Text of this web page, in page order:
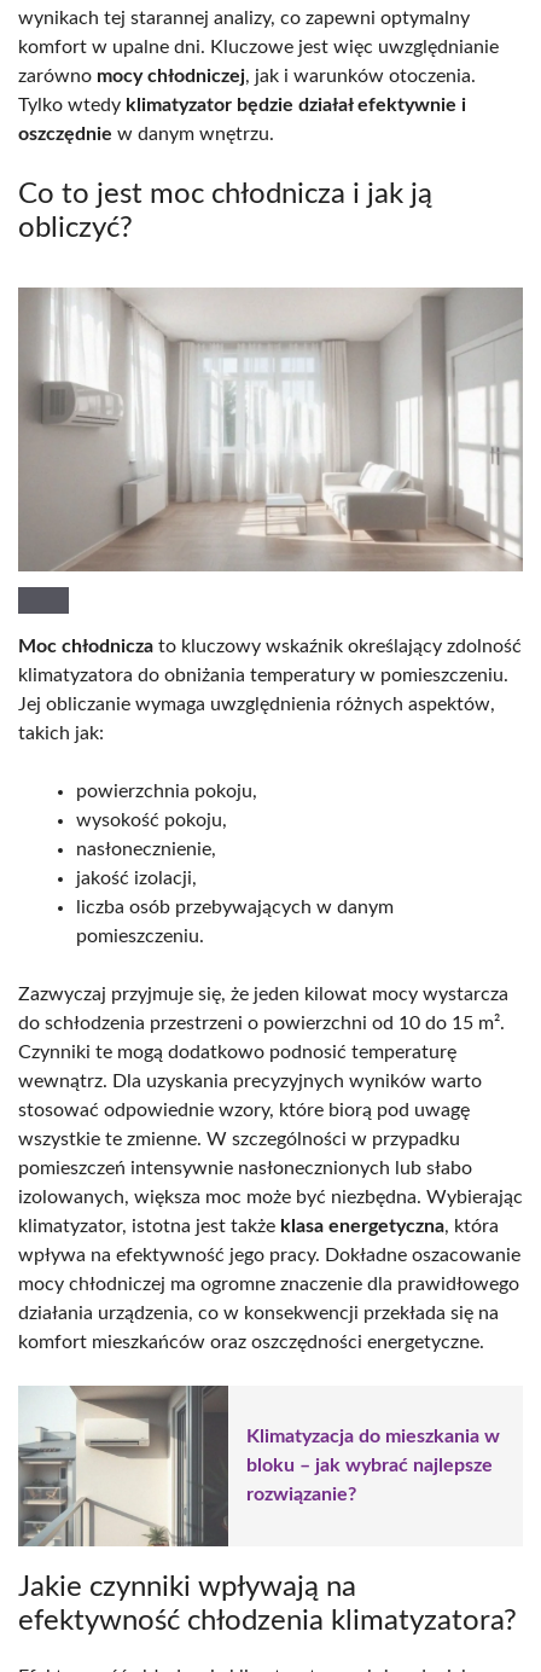
wynikach tej starannej analizy, co zapewni optymalny
komfort w upalne dni. Kluczowe jest więc uwzględnianie
zarówno mocy chłodniczej, jak i warunków otoczenia.
Tylko wtedy klimatyzator będzie działał efektywnie i
oszczędnie w danym wnętrzu.
Co to jest moc chłodnicza i jak ją
obliczyć?
Moc chłodnicza to kluczowy wskaźnik określający zdolność
klimatyzatora do obniżania temperatury w pomieszczeniu.
Jej obliczanie wymaga uwzględnienia różnych aspektów,
takich jak:
powierzchnia pokoju,
wysokość pokoju,
nasłonecznienie,
jakość izolacji,
liczba osób przebywających w danym
pomieszczeniu.
Zazwyczaj przyjmuje się, że jeden kilowat mocy wystarcza
do schłodzenia przestrzeni o powierzchni od 10 do 15 m².
Czynniki te mogą dodatkowo podnosić temperaturę
wewnątrz. Dla uzyskania precyzyjnych wyników warto
stosować odpowiednie wzory, które biorą pod uwagę
wszystkie te zmienne. W szczególności w przypadku
pomieszczeń intensywnie nasłonecznionych lub słabo
izolowanych, większa moc może być niezbędna. Wybierając
klimatyzator, istotna jest także klasa energetyczna, która
wpływa na efektywność jego pracy. Dokładne oszacowanie
mocy chłodniczej ma ogromne znaczenie dla prawidłowego
działania urządzenia, co w konsekwencji przekłada się na
komfort mieszkańców oraz oszczędności energetyczne.
Klimatyzacja do mieszkania w
bloku – jak wybrać najlepsze
rozwiązanie?
Jakie czynniki wpływają na
efektywność chłodzenia klimatyzatora?